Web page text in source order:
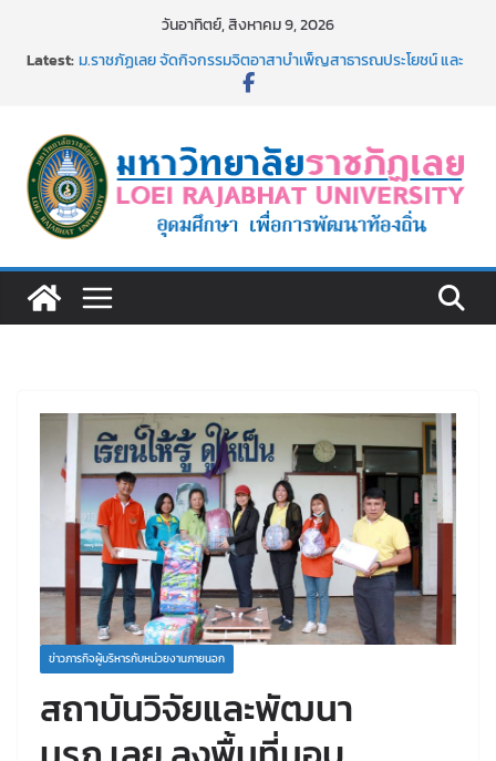
วันอาทิตย์, สิงหาคม 9, 2026
Latest:ม.ราชภัฏเลย จัดกิจกรรมจิตอาสาบำเพ็ญสาธารณประโยชน์ และ
เงินรายได้
ม.ราชภัฏเลย จัดมหกรรมวิชาการ เปิดบ้าน LRU ครั้งที่ 4 เปิดให้
นักเรียนมัธยมปลายค้นหาสาขาวิชาในฝัน สู่อนาคตที่ใช่
อธิการบดี มรภ.เลย ร่วมประชุมชี้แจงกับคณะอนุกรรมาธิการ
ประจำปีงบประมาณ พ.ศ. 2570
๑,๙๗๒ ชุด โดยวิธีเฉพาะเจาะจง
ข่าวภารกิจผู้บริหารกับหน่วยงานภายนอก
สถาบันวิจัยและพัฒนา